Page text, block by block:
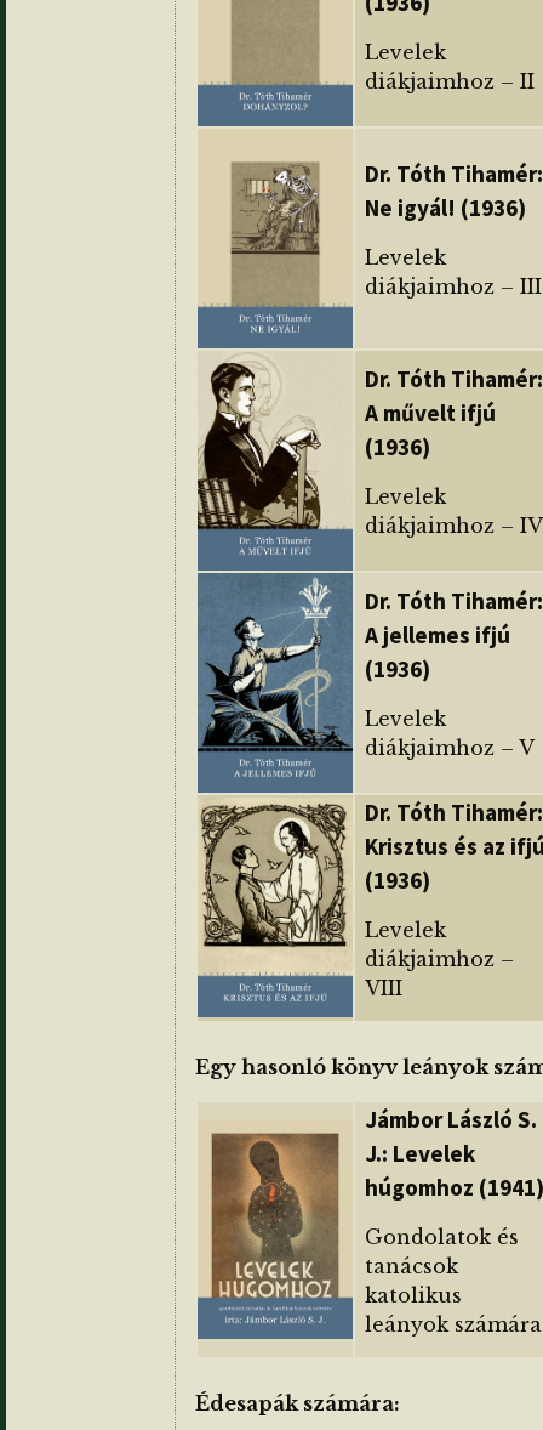
Levelek
diákjaimhoz – II
Dr. Tóth Tihamér:
Ne igyál! (1936)
Levelek
diákjaimhoz – III
Dr. Tóth Tihamér:
A művelt ifjú
(1936)
Levelek
diákjaimhoz – IV
Dr. Tóth Tihamér:
A jellemes ifjú
(1936)
Levelek
diákjaimhoz – V
Dr. Tóth Tihamér:
Krisztus és az
(1936)
Levelek
diákjaimhoz –
VIII
Egy hasonló könyv leányok
Jámbor László S.
J.: Levelek
húgomhoz (1941)
Gondolatok és
tanácsok
katolikus
leányok számára
Édesapák számára: